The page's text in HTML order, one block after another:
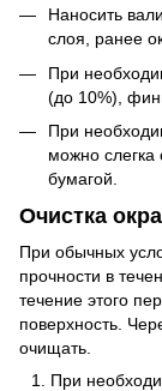
Наносить
слоя, ранее
При
(до 10%),
При
можно слегка
бумагой.
Очистка
При обычных
прочности в
течение этого
поверхность.
очищать.
При